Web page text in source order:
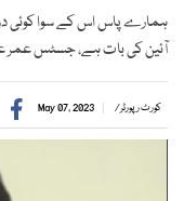
ہمارے پاس اس کے سوا کوئی
آئین کی بات ہے، جسٹس عمر
کورٹ رپورٹر/
May 07, 2023